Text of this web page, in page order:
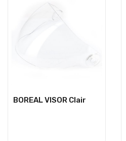
BOREAL VISOR Clair